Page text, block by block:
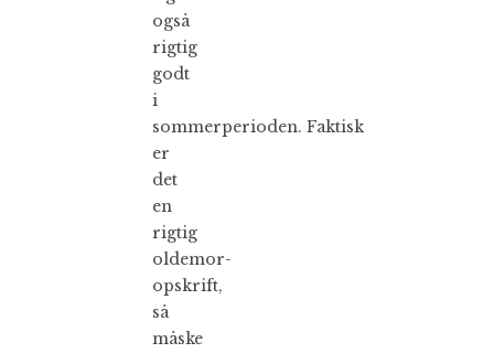
også
rigtig
godt
i
sommerperioden. Faktisk
er
det
en
rigtig
oldemor-
opskrift,
så
måske